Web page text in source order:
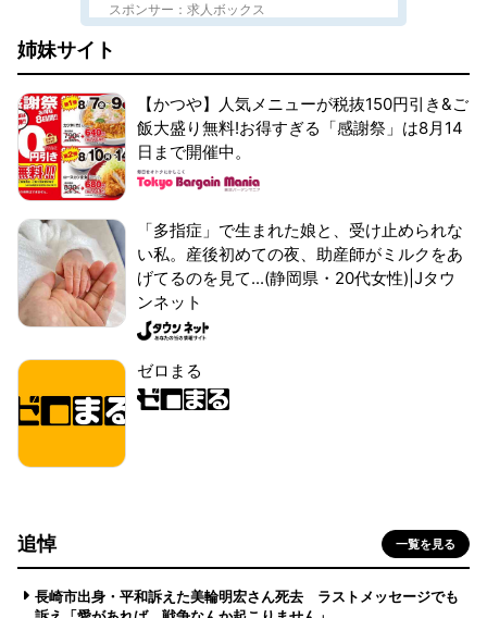
スポンサー：求人ボックス
姉妹サイト
【かつや】人気メニューが税抜150円引き&ご
飯大盛り無料!お得すぎる「感謝祭」は8月14
日まで開催中。
「多指症」で生まれた娘と、受け止められな
い私。産後初めての夜、助産師がミルクをあ
げてるのを見て...(静岡県・20代女性)|Jタウ
ンネット
ゼロまる
追悼 一覧を見る
長崎市出身・平和訴えた美輪明宏さん死去 ラストメッセージでも